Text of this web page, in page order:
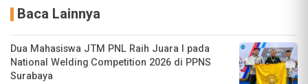
Baca Lainnya
Dua Mahasiswa JTM PNL Raih Juara I pada
National Welding Competition 2026 di PPNS
Surabaya